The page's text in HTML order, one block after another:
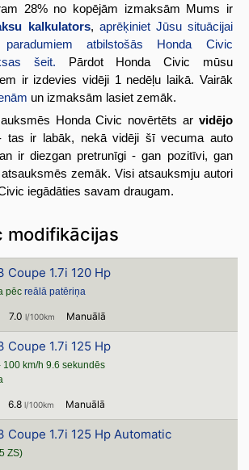
28% no kopējām izmaksām Mums ir
kalkulators, aprēķiniet Jūsu situācijai
atbilstošās Honda Civic
šeit. Pārdot Honda Civic mūsu
ir izdevies vidēji 1 nedēļu laikā. Vairāk
un izmaksām lasiet zemāk.
Honda Civic novērtēts ar vidējo
ir labāk, nekā vidēji šī vecuma auto
ir diezgan pretrunīgi - gan pozitīvi, gan
zemāk. Visi atsauksmju autori
iegādāties savam draugam.
modifikācijas
Coupe 1.7i 120 Hp
pēcreālā patēriņa
7.0l/100km Manuālā
Coupe 1.7i 125 Hp
100 km/h 9.6 sekundēs
6.8l/100km Manuālā
Coupe 1.7i 125 Hp Automatic
ZS)